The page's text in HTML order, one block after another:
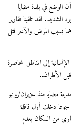
الوضع في بلدة مضايا
لقد تلقينا تقارير
بسبب المرض والآخر قتل
إلى المناطق المحاصرة
الأطراف.
مضايا منذ حزيران/يونيو
دخلت أول قافلة
من السكان بعدم